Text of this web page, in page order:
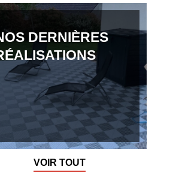
DERNIÈRES
VOIR TOUT